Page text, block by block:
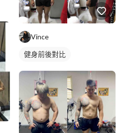
Vince
健身前後對比